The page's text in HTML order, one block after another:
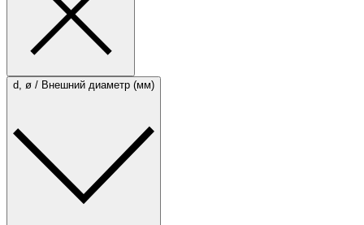
d, ø / Внешний диаметр (мм)